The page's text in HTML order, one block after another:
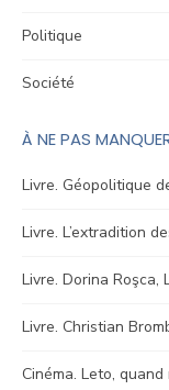
Politique
Société
À NE PAS
Livre. Géopolitique
Livre. L’extradition
Livre. Dorina Roşca,
Livre. Christian
Cinéma. Leto,